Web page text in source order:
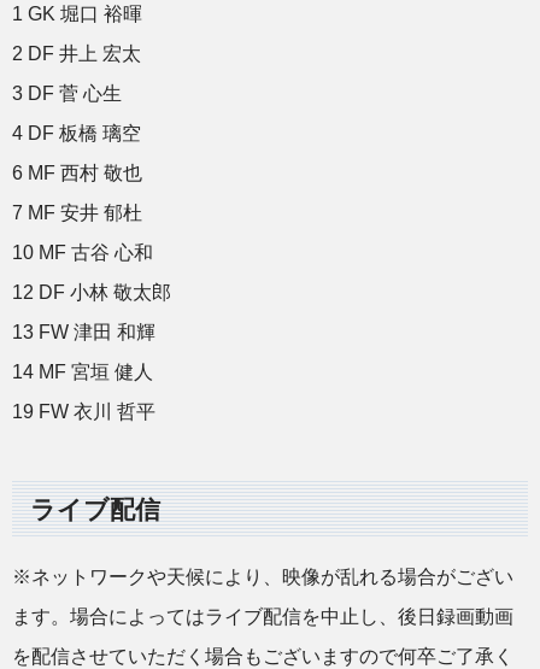
1 GK 堀口 裕暉
2 DF 井上 宏太
3 DF 菅 心生
4 DF 板橋 璃空
6 MF 西村 敬也
7 MF 安井 郁杜
10 MF 古谷 心和
12 DF 小林 敬太郎
13 FW 津田 和輝
14 MF 宮垣 健人
19 FW 衣川 哲平
ライブ配信
※ネットワークや天候により、映像が乱れる場合がござい
ます。場合によってはライブ配信を中止し、後日録画動画
を配信させていただく場合もございますので何卒ご了承く